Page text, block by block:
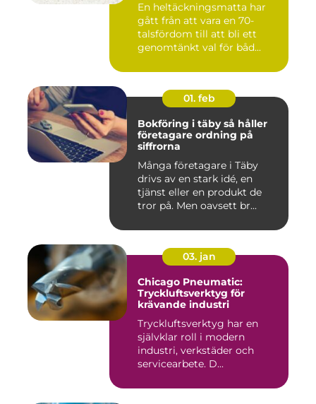
En heltäckningsmatta har
gått från att vara en 70-
talsfördom till att bli ett
genomtänkt val för båd...
01. feb
Bokföring i täby så håller
företagare ordning på
siffrorna
Många företagare i Täby
drivs av en stark idé, en
tjänst eller en produkt de
tror på. Men oavsett br...
03. jan
Chicago Pneumatic:
Tryckluftsverktyg för
krävande industri
Tryckluftsverktyg har en
självklar roll i modern
industri, verkstäder och
servicearbete. D...